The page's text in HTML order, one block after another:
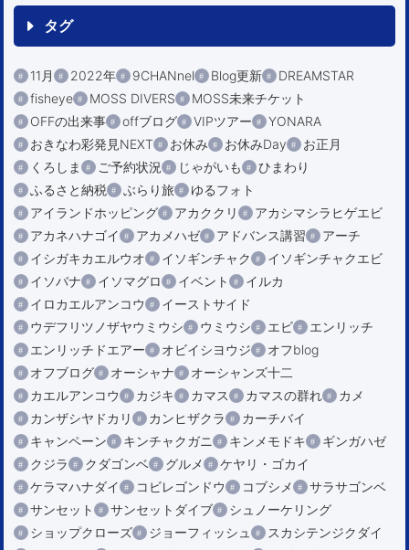
タグ
11月 2022年 9CHANnel Blog更新
DREAMSTAR
fisheye
MOSS DIVERS
MOSS未来チケット
OFFの出来事
offブログ VIPツアー
YONARA
おきなわ彩発見NEXT
お休み お休みDay
お正月
くろしま
ご予約状況 じゃがいも
ひまわり
ふるさと納税
ぶらり旅
ゆるフォト
アイランドホッピング
アカククリ
アカシマシラヒゲエビ
アカネハナゴイ
アカメハゼ アドバンス講習
アーチ
イシガキカエルウオ
イソギンチャク
イソギンチャクエビ
イソバナ
イソマグロ イベント
イルカ
イロカエルアンコウ
イーストサイド
ウデフリツノザヤウミウシ
ウミウシ エビ
エンリッチ
エンリッチドエアー
オビイシヨウジ
オフblog
オフブログ
オーシャナ
オーシャンズ十二
カエルアンコウ
カジキ カマス カマスの群れ
カメ
カンザシヤドカリ
カンヒザクラ
カーチバイ
キャンペーン
キンチャクガニ キンメモドキ
ギンガハゼ
クジラ
クダゴンベ グルメ
ケヤリ・ゴカイ
ケラマハナダイ
コビレゴンドウ コブシメ
サラサゴンベ
サンセット
サンセットダイブ
シュノーケリング
ショップクローズ
ジョーフィッシュ
スカシテンジクダイ